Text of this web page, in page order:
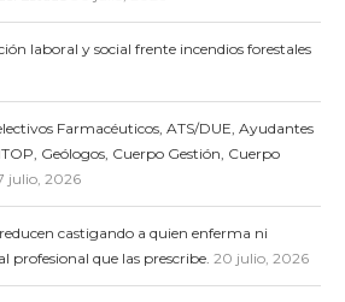
laboral y social frente incendios forestales
Farmacéuticos, ATS/DUE, Ayudantes
Geólogos, Cuerpo Gestión, Cuerpo
julio, 2026
castigando a quien enferma ni
profesional que las prescribe. 20 julio, 2026